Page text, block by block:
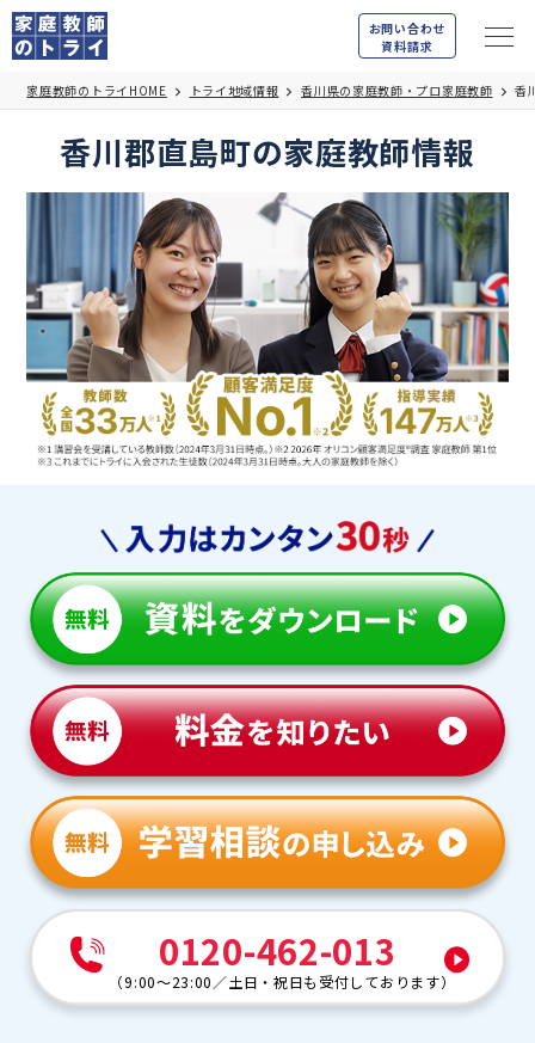
お問い合わせ
資料請求
家庭教師のトライHOME トライ地域情報 香川県の家庭教師・プロ家庭教師 香
香川郡直島町の家庭教師情報
0120-462-013
（9:00～23:00／土日・祝日も受付しております）